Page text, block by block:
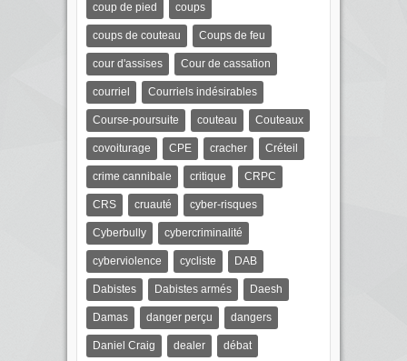
coup de pied coups
coups de couteau Coups de feu
cour d'assises Cour de cassation
courriel Courriels indésirables
Course-poursuite couteau Couteaux
covoiturage CPE cracher Créteil
crime cannibale critique CRPC
CRS cruauté cyber-risques
Cyberbully cybercriminalité
cyberviolence cycliste DAB
Dabistes Dabistes armés Daesh
Damas danger perçu dangers
Daniel Craig dealer débat